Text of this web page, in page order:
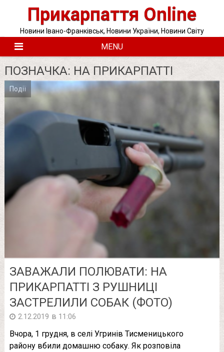
Прикарпаття Online
Новини Івано-Франківськ, Новини України, Новини Світу
MENU
ПОЗНАЧКА: НА ПРИКАРПАТТІ
Події
ЗАВАЖАЛИ ПОЛЮВАТИ: НА
ПРИКАРПАТТІ З РУШНИЦІ
ЗАСТРЕЛИЛИ СОБАК (ФОТО)
2.12.2019 в 11:06
Вчора, 1 грудня, в селі Угринів Тисменицького
району вбили домашню собаку. Як розповіла
Posts
pagination